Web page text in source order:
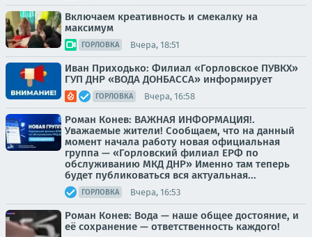
Включаем креативность и смекалку на
максимум
ГОРЛОВКА Вчера, 18:51
Иван Приходько: Филиал «Горловское ПУВКХ»
ГУП ДНР «ВОДА ДОНБАССА» информирует
ГОРЛОВКА Вчера, 16:58
Роман Конев: ВАЖНАЯ ИНФОРМАЦИЯ!.
Уважаемые жители! Сообщаем, что на данный
момент начала работу новая официальная
группа — «Горловский филиал ЕРФ по
обслуживанию МКД ДНР» Именно там теперь
будет публиковаться вся актуальная...
ГОРЛОВКА Вчера, 16:53
Роман Конев: Вода — наше общее достояние, и
её сохранение — ответственность каждого!